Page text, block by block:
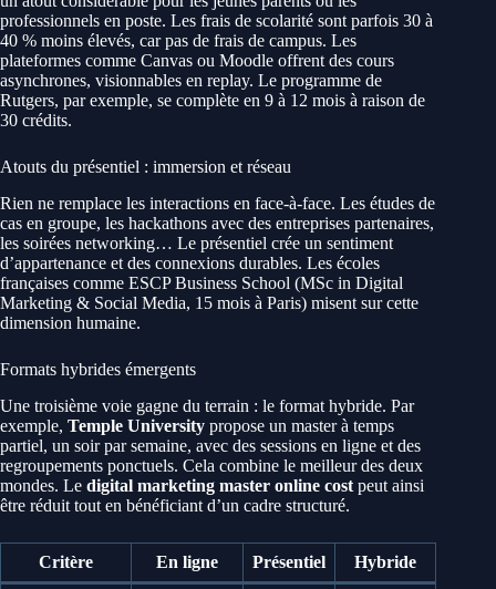
professionnels en poste. Les frais de scolarité sont parfois 30 à
40 % moins élevés, car pas de frais de campus. Les
plateformes comme Canvas ou Moodle offrent des cours
asynchrones, visionnables en replay. Le programme de
Rutgers, par exemple, se complète en 9 à 12 mois à raison de
30 crédits.
Atouts du présentiel : immersion et réseau
Rien ne remplace les interactions en face-à-face. Les études de
cas en groupe, les hackathons avec des entreprises partenaires,
les soirées networking… Le présentiel crée un sentiment
d’appartenance et des connexions durables. Les écoles
françaises comme ESCP Business School (MSc in Digital
Marketing & Social Media, 15 mois à Paris) misent sur cette
dimension humaine.
Formats hybrides émergents
Une troisième voie gagne du terrain : le format hybride. Par
exemple, Temple University propose un master à temps
partiel, un soir par semaine, avec des sessions en ligne et des
regroupements ponctuels. Cela combine le meilleur des deux
mondes. Le digital marketing master online cost peut ainsi
être réduit tout en bénéficiant d’un cadre structuré.
Critère En ligne Présentiel Hybride